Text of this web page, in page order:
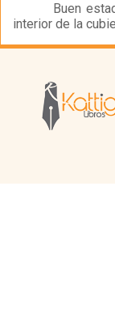
Buen
interior de la
Librería